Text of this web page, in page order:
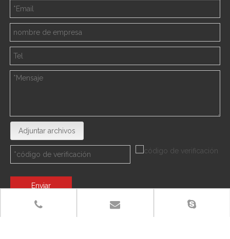
Adjuntar archivos
Enviar